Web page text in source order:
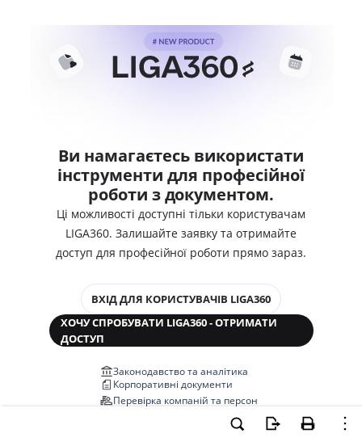
Ви намагаєтесь використати
інструменти для професійної
роботи з документом.
Ці можливості доступні тільки користувачам
LIGA360. Залишайте заявку та отримайте
доступ для професійної роботи прямо зараз.
ВХІД ДЛЯ КОРИСТУВАЧІВ LIGA360
ХОЧУ СПРОБУВАТИ LIGA360 - ОТРИМАТИ
ДОСТУП
Законодавство та аналітика
Корпоративні документи
Перевірка компаній та персон